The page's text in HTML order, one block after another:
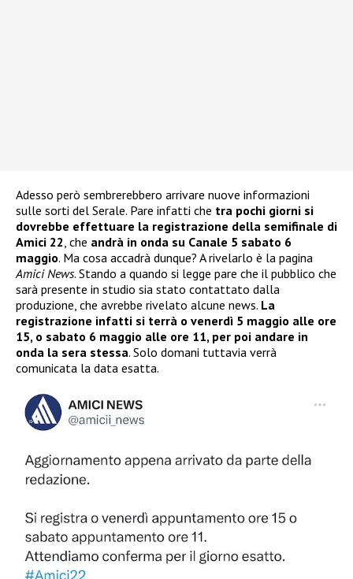
Adesso però sembrerebbero arrivare nuove informazioni
sulle sorti del Serale. Pare infatti che tra pochi giorni si
dovrebbe effettuare la registrazione della semifinale di
Amici 22, che andrà in onda su Canale 5 sabato 6
maggio. Ma cosa accadrà dunque? A rivelarlo è la pagina
Amici News. Stando a quando si legge pare che il pubblico che
sarà presente in studio sia stato contattato dalla
produzione, che avrebbe rivelato alcune news. La
registrazione infatti si terrà o venerdì 5 maggio alle ore
15, o sabato 6 maggio alle ore 11, per poi andare in
onda la sera stessa. Solo domani tuttavia verrà
comunicata la data esatta.